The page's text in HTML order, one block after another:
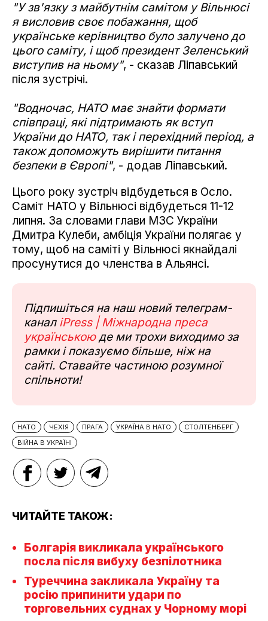
"У зв'язку з майбутнім самітом у Вільнюсі
я висловив своє побажання, щоб
українське керівництво було залучено до
цього саміту, і щоб президент Зеленський
виступив на ньому", - сказав Ліпавський
після зустрічі.
"Водночас, НАТО має знайти формати
співпраці, які підтримають як вступ
України до НАТО, так і перехідний період, а
також допоможуть вирішити питання
безпеки в Європі", - додав Ліпавський.
Цього року зустріч відбудеться в Осло.
Саміт НАТО у Вільнюсі відбудеться 11-12
липня. За словами глави МЗС України
Дмитра Кулеби, амбіція України полягає у
тому, щоб на саміті у Вільнюсі якнайдалі
просунутися до членства в Альянсі.
Підпишіться на наш новий телеграм-
канал iPress | Міжнародна преса
українськоюде ми трохи виходимо за
рамки і показуємо більше, ніж на
сайті. Ставайте частиною розумної
спільноти!
НАТО ЧЕХІЯ ПРАГА УКРАЇНА В НАТО
СТОЛТЕНБЕРГ
ВІЙНА В УКРАЇНІ
ЧИТАЙТЕ ТАКОЖ:
Болгарія викликала українського
посла після вибуху безпілотника
Туреччина закликала Україну та
росію припинити удари по
торговельних суднах у Чорному морі